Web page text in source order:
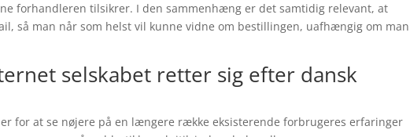
forhandleren tilsikrer. I den sammenhæng er det samtidig relevant, at
så man når som helst vil kunne vidne om bestillingen, uafhængig om man
selskabet retter sig efter dansk
for at se nøjere på en længere række eksisterende forbrugeres erfaringer